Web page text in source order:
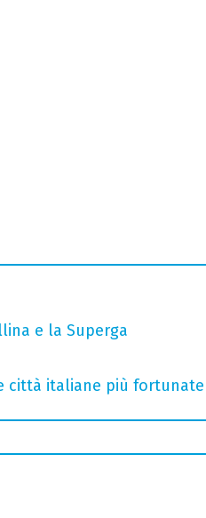
e la Superga
città italiane più fortunate